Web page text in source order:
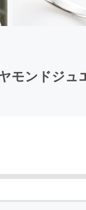
モンドジュ